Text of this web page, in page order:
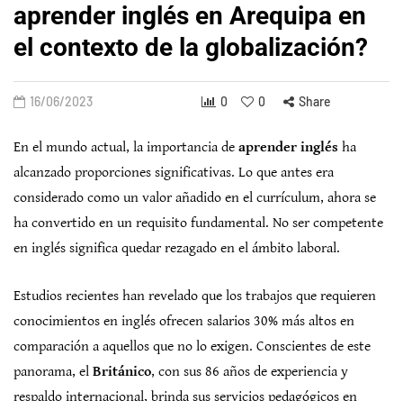
aprender inglés en Arequipa en
el contexto de la globalización?
16/06/2023 0 0 Share
En el mundo actual, la importancia de aprender inglés ha
alcanzado proporciones significativas. Lo que antes era
considerado como un valor añadido en el currículum, ahora se
ha convertido en un requisito fundamental. No ser competente
en inglés significa quedar rezagado en el ámbito laboral.
Estudios recientes han revelado que los trabajos que requieren
conocimientos en inglés ofrecen salarios 30% más altos en
comparación a aquellos que no lo exigen. Conscientes de este
panorama, el Británico, con sus 86 años de experiencia y
respaldo internacional, brinda sus servicios pedagógicos en